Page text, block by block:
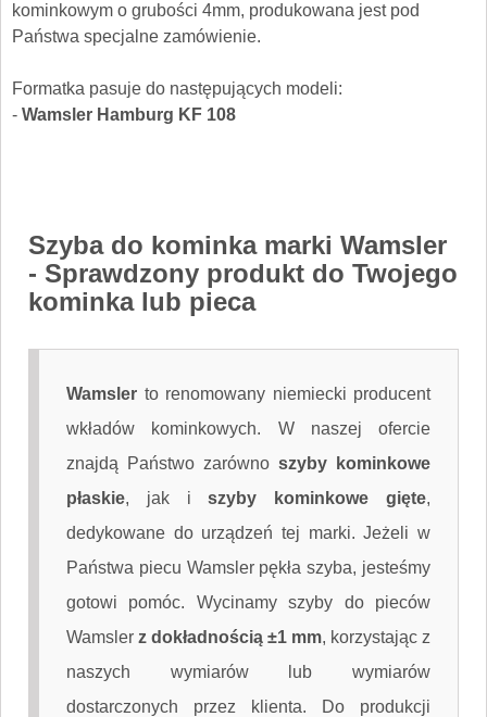
kominkowym o grubości 4mm, produkowana jest pod
Państwa specjalne zamówienie.
Formatka pasuje do następujących modeli:
- Wamsler Hamburg KF 108
Szyba do kominka marki Wamsler
- Sprawdzony produkt do Twojego
kominka lub pieca
Wamsler to renomowany niemiecki producent
wkładów kominkowych. W naszej ofercie
znajdą Państwo zarówno szyby kominkowe
płaskie, jak iszyby kominkowe gięte,
dedykowane do urządzeń tej marki. Jeżeli w
Państwa piecu Wamsler pękła szyba, jesteśmy
gotowi pomóc. Wycinamy szyby do pieców
Wamsler z dokładnością ±1 mm, korzystając z
naszych wymiarów lub wymiarów
dostarczonych przez klienta. Do produkcji